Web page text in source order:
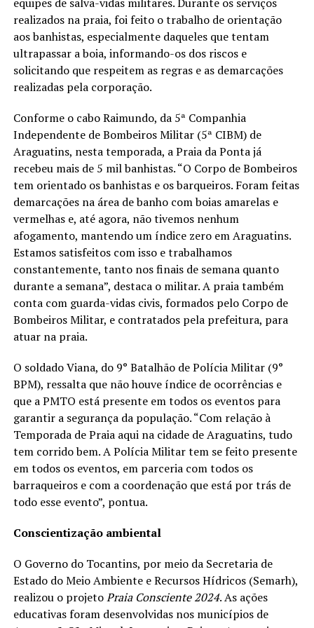
realizados na praia, foi feito o trabalho de orientação
aos banhistas, especialmente daqueles que tentam
ultrapassar a boia, informando-os dos riscos e
solicitando que respeitem as regras e as demarcações
realizadas pela corporação.
Conforme o cabo Raimundo, da 5ª Companhia
Independente de Bombeiros Militar (5ª CIBM) de
Araguatins, nesta temporada, a Praia da Ponta já
recebeu mais de 5 mil banhistas. “O Corpo de Bombeiros
tem orientado os banhistas e os barqueiros. Foram feitas
demarcações na área de banho com boias amarelas e
vermelhas e, até agora, não tivemos nenhum
afogamento, mantendo um índice zero em Araguatins.
Estamos satisfeitos com isso e trabalhamos
constantemente, tanto nos finais de semana quanto
durante a semana”, destaca o militar. A praia também
conta com guarda-vidas civis, formados pelo Corpo de
Bombeiros Militar, e contratados pela prefeitura, para
atuar na praia.
O soldado Viana, do 9° Batalhão de Polícia Militar (9°
BPM), ressalta que não houve índice de ocorrências e
que a PMTO está presente em todos os eventos para
garantir a segurança da população. “Com relação à
Temporada de Praia aqui na cidade de Araguatins, tudo
tem corrido bem. A Polícia Militar tem se feito presente
em todos os eventos, em parceria com todos os
barraqueiros e com a coordenação que está por trás de
todo esse evento”, pontua.
Conscientização ambiental
O Governo do Tocantins, por meio da Secretaria de
Estado do Meio Ambiente e Recursos Hídricos (Semarh),
realizou o projetoPraia Consciente 2024. As ações
educativas foram desenvolvidas nos municípios de